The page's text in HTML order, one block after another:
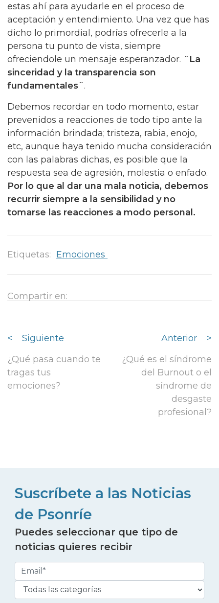
estas ahí para ayudarle en el proceso de
aceptación y entendimiento. Una vez que has
dicho lo primordial, podrías ofrecerle a la
persona tu punto de vista, siempre
ofreciendole un mensaje esperanzador. ¨La
sinceridad y la transparencia son
fundamentales¨.
Debemos recordar en todo momento, estar
prevenidos a reacciones de todo tipo ante la
información brindada; tristeza, rabia, enojo,
etc, aunque haya tenido mucha consideración
con las palabras dichas, es posible que la
respuesta sea de agresión, molestia o enfado.
Por lo que al dar una mala noticia, debemos
recurrir siempre a la sensibilidad y no
tomarse las reacciones a modo personal.
Etiquetas: Emociones
Compartir en:
<
Siguiente
¿Qué pasa cuando te
tragas tus
emociones?
Anterior
>
¿Qué es el síndrome
del Burnout o el
síndrome de
desgaste
profesional?
Suscríbete a las Noticias
de Psonríe
Puedes seleccionar que tipo de
noticias quieres recibir